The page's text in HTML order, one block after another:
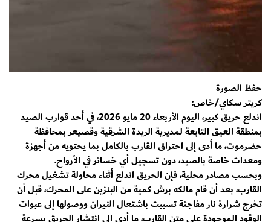
حفظ الصورة
كريتر سكاي/خاص:
اندلع حريق كبير، اليوم الأربعاء 20 مايو 2026، في أحد قوارب الصيد
بمنطقة العيق التابعة لمديرية الريدة الشرقية وقصيعر بمحافظة
حضرموت، ما أدى إلى احتراق القارب بالكامل بما يحتويه من أجهزة
ومعدات خاصة بالصيد، دون تسجيل أي خسائر في الأرواح.
وبحسب مصادر محلية، فإن الحريق اندلع أثناء محاولة تشغيل محرك
القارب، بعد أن قام مالكه برش كمية من البنزين على المحرك، قبل أن
تخرج شرارة نار مفاجئة تسببت باشتعال النيران ووصولها إلى عبوات
الوقود الموجودة على متن القارب، ما أدى إلى انتشار الحريق بسرعة